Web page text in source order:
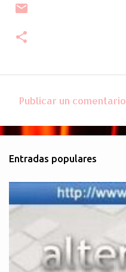
o
e
n
t
o
Publicar un comentario
Entradas populares